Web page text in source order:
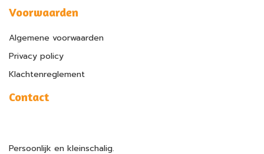
Voorwaarden
Algemene voorwaarden
Privacy policy
Klachtenreglement
Contact
Persoonlijk en kleinschalig.